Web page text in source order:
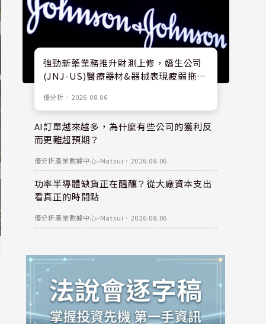
強勁新藥業務推升財測上修，嬌生公司
(JNJ-US)醫療器材&器械表現疲弱拖累
優分析 ． 2026.08.06
AI訂單越來越多，為什麼有些公司的獲利反
而更難超預期？
優分析產業數據中心-Matsui ． 2026.08.06
功率半導體缺貨正在醞釀？從大廠資本支出
看真正的時間點
優分析產業數據中心-Matsui ． 2026.08.06